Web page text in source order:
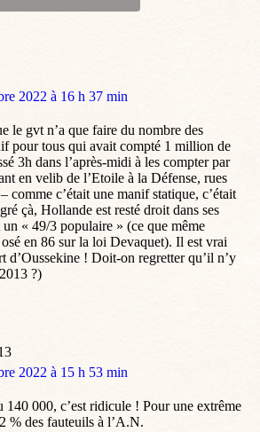
2022 à 16 h 37 min
le gvt n’a que faire du nombre des
pour tous qui avait compté 1 million de
3h dans l’après-midi à les compter par
en velib de l’Etoile à la Défense, rues
comme c’était une manif statique, c’était
çà, Hollande est resté droit dans ses
un « 49/3 populaire » (ce que même
en 86 sur la loi Devaquet). Il est vrai
d’Oussekine ! Doit-on regretter qu’il n’y
?)
2022 à 15 h 53 min
140 000, c’est ridicule ! Pour une extrême
% des fauteuils à l’A.N.